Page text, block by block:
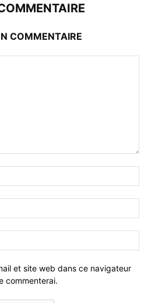
COMMENTAIRE
et site web dans ce navigateur
commenterai.